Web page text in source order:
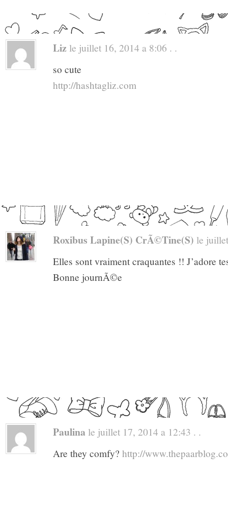
Liz le juillet 16, 2014 a 8:06 . .
so cute
http://hashtagliz.com
Roxibus Lapine(s) CrÃ©tine(s) le
Elles sont vraiment craquantes !! J’adore
Bonne journÃ©e
Paulina le juillet 17, 2014 a 12:43 . .
Are they comfy? http://